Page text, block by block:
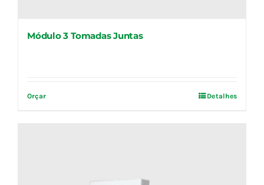
Módulo 3 Tomadas Juntas
Orçar Detalhes